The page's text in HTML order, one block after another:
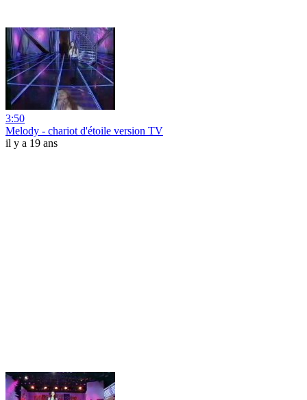
3:50
Melody - chariot d'étoile version TV
il y a 19 ans